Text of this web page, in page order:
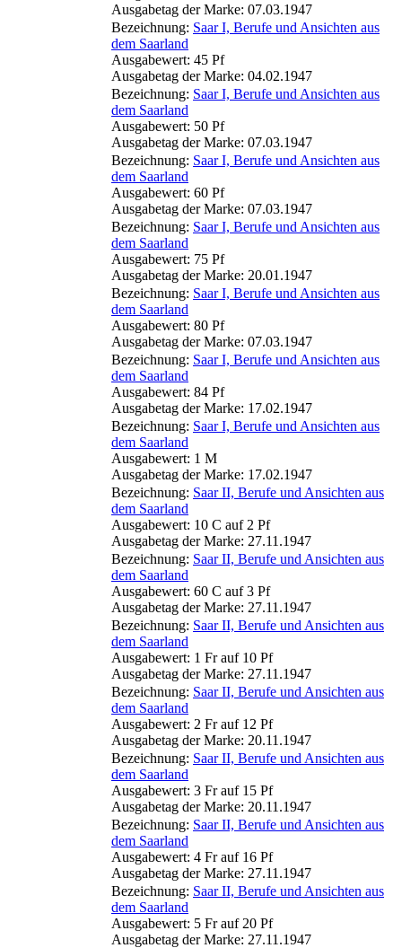
Ausgabetag der Marke: 07.03.1947
Bezeichnung: Saar I, Berufe und Ansichten aus
dem Saarland
Ausgabewert: 45 Pf
Ausgabetag der Marke: 04.02.1947
Bezeichnung: Saar I, Berufe und Ansichten aus
dem Saarland
Ausgabewert: 50 Pf
Ausgabetag der Marke: 07.03.1947
Bezeichnung: Saar I, Berufe und Ansichten aus
dem Saarland
Ausgabewert: 60 Pf
Ausgabetag der Marke: 07.03.1947
Bezeichnung: Saar I, Berufe und Ansichten aus
dem Saarland
Ausgabewert: 75 Pf
Ausgabetag der Marke: 20.01.1947
Bezeichnung: Saar I, Berufe und Ansichten aus
dem Saarland
Ausgabewert: 80 Pf
Ausgabetag der Marke: 07.03.1947
Bezeichnung: Saar I, Berufe und Ansichten aus
dem Saarland
Ausgabewert: 84 Pf
Ausgabetag der Marke: 17.02.1947
Bezeichnung: Saar I, Berufe und Ansichten aus
dem Saarland
Ausgabewert: 1 M
Ausgabetag der Marke: 17.02.1947
Bezeichnung: Saar II, Berufe und Ansichten aus
dem Saarland
Ausgabewert: 10 C auf 2 Pf
Ausgabetag der Marke: 27.11.1947
Bezeichnung: Saar II, Berufe und Ansichten aus
dem Saarland
Ausgabewert: 60 C auf 3 Pf
Ausgabetag der Marke: 27.11.1947
Bezeichnung: Saar II, Berufe und Ansichten aus
dem Saarland
Ausgabewert: 1 Fr auf 10 Pf
Ausgabetag der Marke: 27.11.1947
Bezeichnung: Saar II, Berufe und Ansichten aus
dem Saarland
Ausgabewert: 2 Fr auf 12 Pf
Ausgabetag der Marke: 20.11.1947
Bezeichnung: Saar II, Berufe und Ansichten aus
dem Saarland
Ausgabewert: 3 Fr auf 15 Pf
Ausgabetag der Marke: 20.11.1947
Bezeichnung: Saar II, Berufe und Ansichten aus
dem Saarland
Ausgabewert: 4 Fr auf 16 Pf
Ausgabetag der Marke: 27.11.1947
Bezeichnung: Saar II, Berufe und Ansichten aus
dem Saarland
Ausgabewert: 5 Fr auf 20 Pf
Ausgabetag der Marke: 27.11.1947